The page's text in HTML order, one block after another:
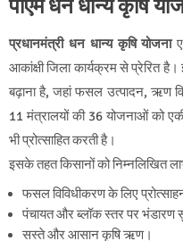
पीएम धन धान्य कृषि
प्रधानमंत्री धन धान्य कृषि योजना
आकांक्षी जिला कार्यक्रम से प्रेरित
बढ़ाना है, जहां फसल उत्पादन, ऋण
11 मंत्रालयों की 36 योजनाओं को
भी प्रोत्साहित करती है।
इसके तहत किसानों को निम्नलिखित
फसल विविधीकरण के लिए
पंचायत और ब्लॉक स्तर पर भंडारण
सस्ते और आसान कृषि ऋण।